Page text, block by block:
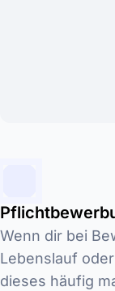
Wenn dir bei
Lebenslauf
dieses häufig